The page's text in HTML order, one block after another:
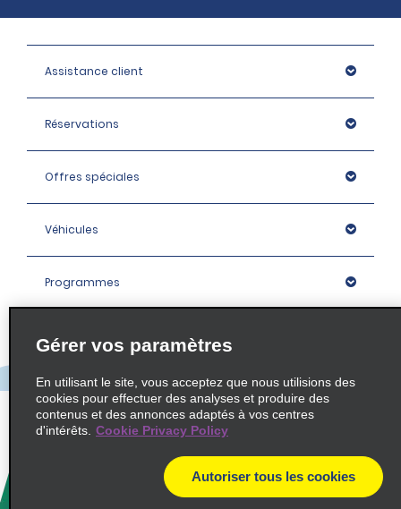
Assistance client
Réservations
Offres spéciales
Véhicules
Programmes
Entreprise
Agences
Policies / Sitemap
Gérer vos paramètres
En utilisant le site, vous acceptez que nous utilisions des
cookies pour effectuer des analyses et produire des
contenus et des annonces adaptés à vos centres
d'intérêts. Cookie Privacy Policy
Autoriser tous les cookies